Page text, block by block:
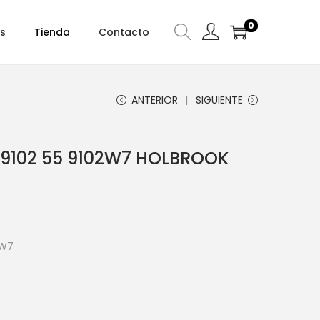
Tienda Contacto 0
ANTERIOR SIGUIENTE
55 9102W7 HOLBROOK